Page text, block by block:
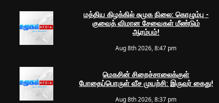
மத்திய கிழக்கில் சுமுக நிலை: கொழும்பு -
குவைத் விமான சேவைகள் மீண்டும்
ஆரம்பம்!
Aug 8th 2026, 8:47 pm
மெகசின் சிறைச்சாலைக்குள்
போதைப்பொருள் வீச முயற்சி: இருவர் கைது!
Aug 8th 2026, 8:37 pm